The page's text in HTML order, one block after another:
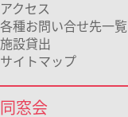
アクセス
各種お問い合せ先一覧
施設貸出
サイトマップ
同窓会